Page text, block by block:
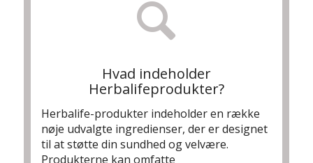
Hvad indeholder
Herbalifeprodukter?
Herbalife-produkter indeholder en række
nøje udvalgte ingredienser, der er designet
til at støtte din sundhed og velvære.
Produkterne kan omfatte